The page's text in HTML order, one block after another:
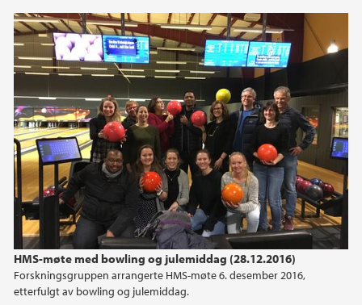
HMS-møte med bowling og julemiddag (28.12.2016)
Forskningsgruppen arrangerte HMS-møte 6. desember 2016,
etterfulgt av bowling og julemiddag.